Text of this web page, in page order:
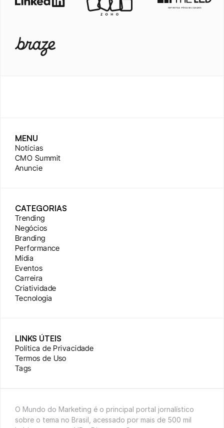
MENU
Notícias
CMO Summit
Anuncie
CATEGORIAS
Trending
Negócios
Branding
Performance
Mídia
Eventos
Carreira
Criatividade
Tecnologia
LINKS ÚTEIS
Política de Privacidade
Termos de Uso
Tags
O Mundo do Marketing é o principal portal jornalístico
sobre o tema no Brasil, acessado por mais de 500 mil